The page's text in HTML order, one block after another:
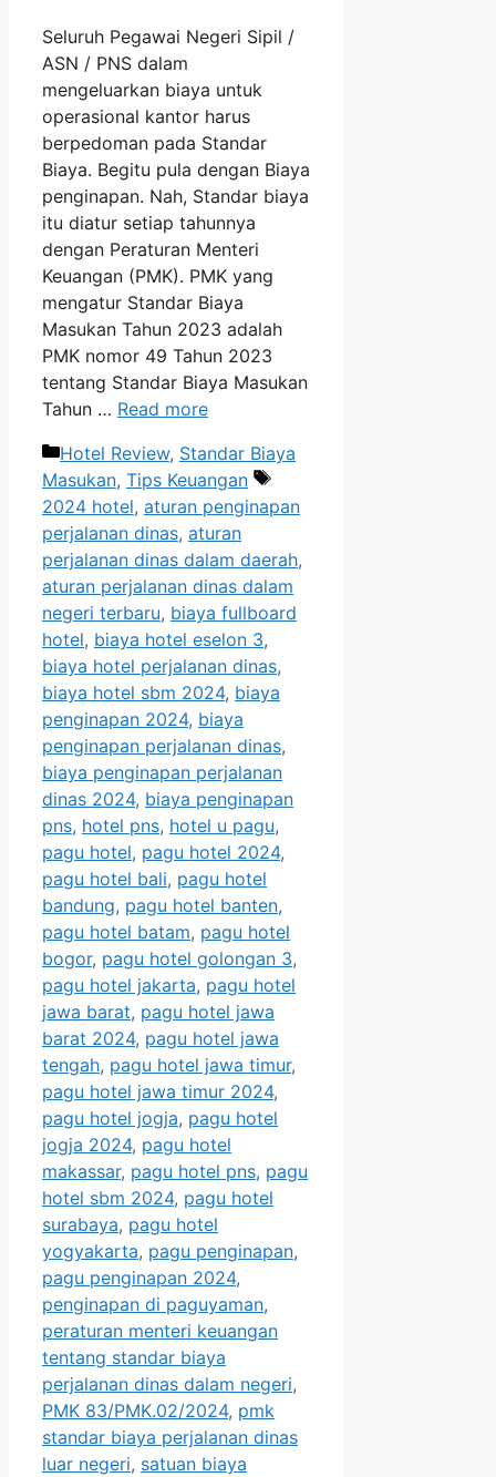
Seluruh Pegawai Negeri Sipil /
ASN / PNS dalam
mengeluarkan biaya untuk
operasional kantor harus
berpedoman pada Standar
Biaya. Begitu pula dengan Biaya
penginapan. Nah, Standar biaya
itu diatur setiap tahunnya
dengan Peraturan Menteri
Keuangan (PMK). PMK yang
mengatur Standar Biaya
Masukan Tahun 2023 adalah
PMK nomor 49 Tahun 2023
tentang Standar Biaya Masukan
Tahun … Read more
Categories
Hotel Review, Standar Biaya
Masukan, Tips Keuangan
Tags
2024 hotel, aturan penginapan
perjalanan dinas, aturan
perjalanan dinas dalam daerah,
aturan perjalanan dinas dalam
negeri terbaru, biaya fullboard
hotel, biaya hotel eselon 3,
biaya hotel perjalanan dinas,
biaya hotel sbm 2024, biaya
penginapan 2024, biaya
penginapan perjalanan dinas,
biaya penginapan perjalanan
dinas 2024, biaya penginapan
pns, hotel pns, hotel u pagu,
pagu hotel, pagu hotel 2024,
pagu hotel bali, pagu hotel
bandung, pagu hotel banten,
pagu hotel batam, pagu hotel
bogor, pagu hotel golongan 3,
pagu hotel jakarta, pagu hotel
jawa barat, pagu hotel jawa
barat 2024, pagu hotel jawa
tengah, pagu hotel jawa timur,
pagu hotel jawa timur 2024,
pagu hotel jogja, pagu hotel
jogja 2024, pagu hotel
makassar, pagu hotel pns, pagu
hotel sbm 2024, pagu hotel
surabaya, pagu hotel
yogyakarta, pagu penginapan,
pagu penginapan 2024,
penginapan di paguyaman,
peraturan menteri keuangan
tentang standar biaya
perjalanan dinas dalam negeri,
PMK 83/PMK.02/2024, pmk
standar biaya perjalanan dinas
luar negeri, satuan biaya